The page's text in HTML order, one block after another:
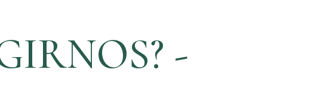
-